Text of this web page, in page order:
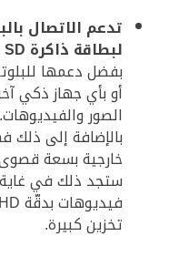
تدعم الاتصال
لبطاقة ذاكرة Micro SD
بفضل دعمها
أو بأي جهاز ذكي
الصور والفيديوهات.
بالإضافة إلى ذلك
خارجية بسعة قصوى 128
ستجد ذلك في
تخزين كبيرة.